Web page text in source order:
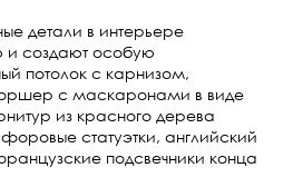
детали в интерьере
и создают особую
потолок с карнизом,
с маскаронами в виде
из красного дерева
статуэтки, английский
подсвечники конца